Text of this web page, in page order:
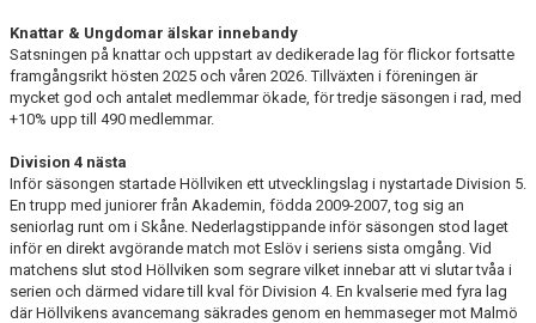
Knattar & Ungdomar älskar innebandy
Satsningen på knattar och uppstart av dedikerade lag för flickor fortsatte
framgångsrikt hösten 2025 och våren 2026. Tillväxten i föreningen är
mycket god och antalet medlemmar ökade, för tredje säsongen i rad, med
+10% upp till 490 medlemmar.
Division 4 nästa
Inför säsongen startade Höllviken ett utvecklingslag i nystartade Division 5.
En trupp med juniorer från Akademin, födda 2009-2007, tog sig an
seniorlag runt om i Skåne. Nederlagstippande inför säsongen stod laget
inför en direkt avgörande match mot Eslöv i seriens sista omgång. Vid
matchens slut stod Höllviken som segrare vilket innebar att vi slutar tvåa i
serien och därmed vidare till kval för Division 4. En kvalserie med fyra lag
där Höllvikens avancemang säkrades genom en hemmaseger mot Malmö